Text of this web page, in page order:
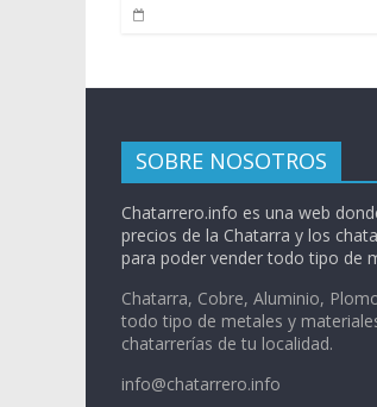
SOBRE NOSOTROS
Chatarrero.info es una web
precios de la Chatarra y los
para poder vender todo tipo de
Chatarra, Cobre, Aluminio,
todo tipo de metales y
chatarrerías de tu localidad.
info@chatarrero.info